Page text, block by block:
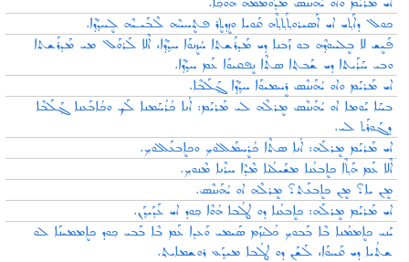
ܟܘܠ ܕܐܰܬ݂ܝ ܐܝ ܐܰܣܝܪܘܬ݂ܰܬ݂ܬ݂ܶܗ ܩܰܘܝܐ ܘܙܷܕܬܷܪ ܦܬܷܚܚܶܗ ܠܶܒܰܝـܝܶܗ ܠܷܚܕ݂ܳܕ݂ܶܐ.
ܦܰܝܷܫ ܠܐ ܒܷܠܚܘܕ݂ܶܗ ܒܘ ܙܰܒܢܐ ܕܝ ܡܰܕܪܰܫܬܐ ܚܳܙܷܢܘܰܐ ܚܕ݂ܳܕ݂ܶܐ، ܐܶܠܐ ܠܰܪܘܰܠ ܡܝ ܡܰܕܪܰܫܬܐ
ܘܒܝ ܚܰܪܰܝܬܐ ܕܝ ܫܰܒܬ݂ܐ ܣܬܶܐ ܢܷܦܩܝܘܰܐ ܥܰܡ ܚܕ݂ܳܕ݂ܶܐ.
ܐܝ ܡܰܪܝܰܡ ܘܐܘ ܝܳܗܰܢܢܶܣ ܪܷܚܡܝܘܰܐ ܚܕ݂ܳܕ݂ܶܐ ܓ݂ܰܠܰܒܶܐ.
ܒܚܰܐ ܝܰܘܡܐ ܐܘ ܝܳܗܰܢܢܶܣ ܡܷܪܠܶܗ ܠܝ ܡܰܪܝܰܡ: ܐܳܢܐ ܟܳܪܳܚܰܡܢܐ ܠܰܟ݂ ܘܟܳܐܒܰܥܢܐ ܓ݂ܰܠܰܒܶܐ
ܕܓܰܘܪܰܬ ܠܝ.
ܐܝ ܡܰܪܝܰܡ ܡܷܪܠܰܗ: ܐܳܢܐ ܣܬܶܐ ܟܳܪܷܚܡܰܠܠܘܟ݂ ܘܟܐܷܒܥܰܠܠܘܟ݂.
ܐܶܠܐ ܥܰܡ ܗܰܬ݂ܶܐ ܟܐܷܒܥܳܢܐ ܡܫܰܝܠܳܢܐ ܡܶܕܶܐ ܚܪܶܢܐ ܡܶܢܘܟ݂.
ܡܷܢ ܝܐ؟ ܡܷܢ ܟܐܷܒܥܰܬ؟ ܡܷܪܠܶܗ ܐܘ ܝܳܗܰܢܢܶܣ.
ܐܝ ܡܰܪܝܰܡ ܡܷܪܠܰܗ: ܟܐܷܒܥܳܢܐ ܕܘ ܛܠܳܒܐ ܗܳܘܶܐ ܟ݂ܘܕ ܐܝ ܥܰܕܰܝܕ݂ܰܢ.
ܝܰܢܝ ܟܐܷܡܡܳܢܐ ܒܶܐ ܒܰܒܘܟ݂ ܟܳܠܳܙܰܡ ܣܰܝܡܝ ܘܰܥܕܐ ܥܰܡ ܒܶܐ ܒܰܒܝ ܟ݂ܘܕ ܟܐܷܡܡܝܢܰܐ ܠܘ
ܫܬܳܝܐ ܕܝ ܩܰܚܘܰܐ، ܠܰܫܰܢ ܕܘ ܛܠܳܒܐ ܡܝܕ݂ܰܥ ܪܘܫܡܐܝܬ݂.